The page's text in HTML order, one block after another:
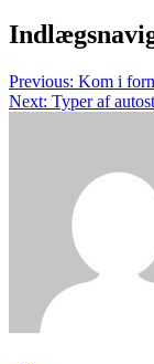
Previous: Kom i
Next: Typer af